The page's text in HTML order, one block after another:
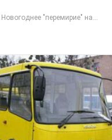
Новогоднее "перемирие" на...